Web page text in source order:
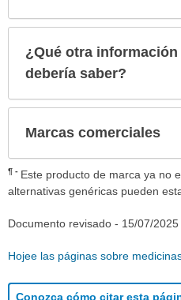
¿Qué otra
debería saber?
Marcas comerciales
¶
Este producto de marca ya no
alternativas genéricas pueden
Documento revisado - 15/07/2025
Hojee las páginas sobre
Conozca cómo citar esta